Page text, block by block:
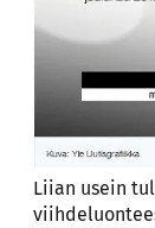
Liian usein